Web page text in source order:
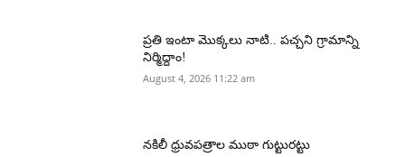
ప్రతి ఇంటా మొక్కలు నాటి.. పచ్చని గ్రామాన్ని
నిర్మిద్దాం!
August 4, 2026 11:22 am
నకిలీ ధ్రువపత్రాల ముఠా గుట్టురట్టు